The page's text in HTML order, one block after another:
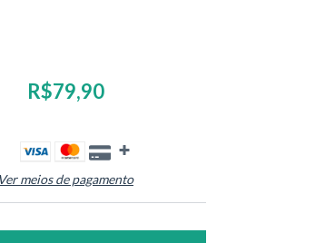
R$79,90
Ver meios de pagamento